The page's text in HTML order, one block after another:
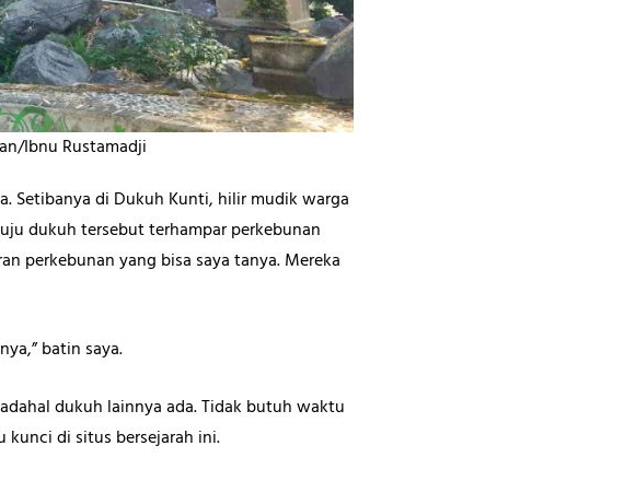
Ibnu Rustamadji
Setibanya di Dukuh Kunti, hilir mudik warga
dukuh tersebut terhampar perkebunan
perkebunan yang bisa saya tanya. Mereka
batin saya.
dukuh lainnya ada. Tidak butuh waktu
kunci di situs bersejarah ini.